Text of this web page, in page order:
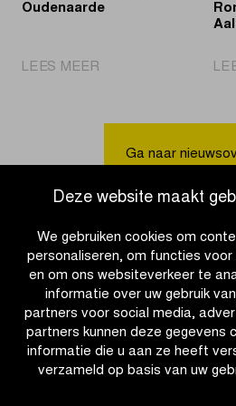
Deze website maakt
We gebruiken cookies om
personaliseren, om functies
en om ons websiteverkeer te
informatie over uw gebruik
partners voor social media,
partners kunnen deze gegevens
informatie die u aan ze heeft
verzameld op basis van uw
Oudenaarde
LEES MEER
de
keer
in
Ga naar
OTHER RACES